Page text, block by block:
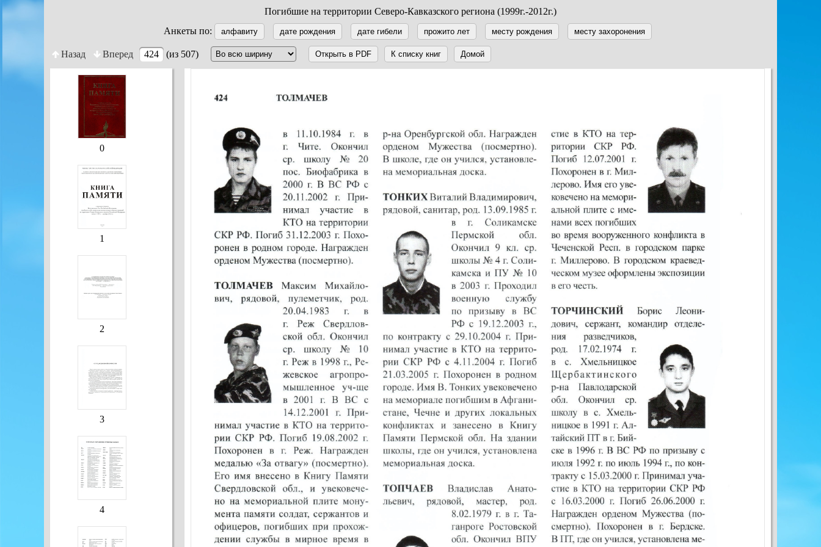
Погибшие на территории Северо-Кавказского региона (1999г.-2012г.)
Анкеты по:
алфавиту дате рождения дате гибели прожито лет месту рождения месту захоронения
Назад Вперед 424 (из 507) Открыть в PDF К списку книг Домой
0
1
2
3
4